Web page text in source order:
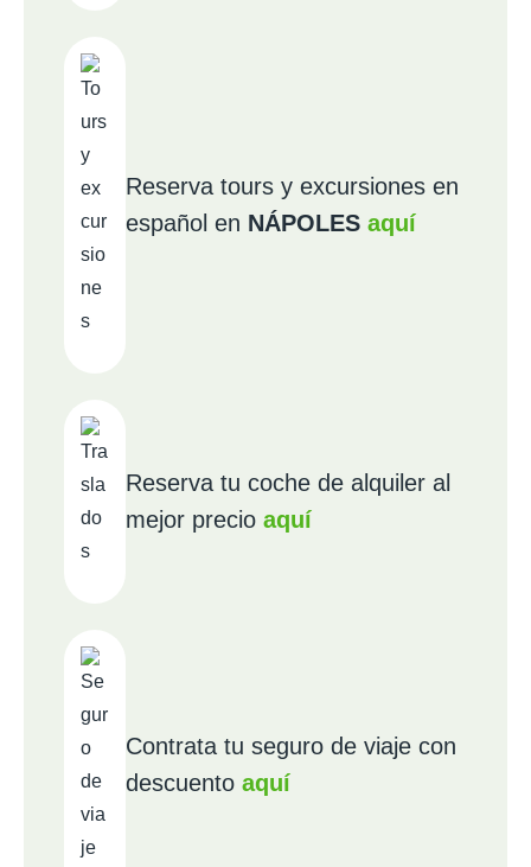
Reserva tours y excursiones en
español en NÁPOLES aquí
Reserva tu coche de alquiler al
mejor precio aquí
Contrata tu seguro de viaje con
descuento aquí